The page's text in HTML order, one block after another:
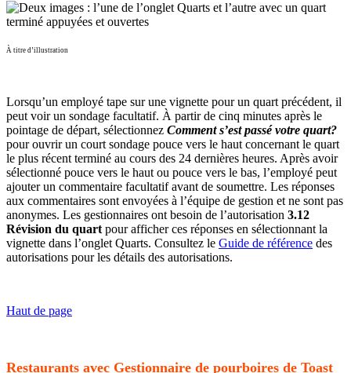
À titre d’illustration
Lorsqu’un employé tape sur une vignette pour un quart précédent, il
peut voir un sondage facultatif. À partir de cinq minutes après le
pointage de départ, sélectionnez Comment s’est passé votre quart?
pour ouvrir un court sondage pouce vers le haut concernant le quart
le plus récent terminé au cours des 24 dernières heures. Après avoir
sélectionné pouce vers le haut ou pouce vers le bas, l’employé peut
ajouter un commentaire facultatif avant de soumettre. Les réponses
aux commentaires sont envoyées à l’équipe de gestion et ne sont pas
anonymes. Les gestionnaires ont besoin de l’autorisation 3.12
Révision du quart pour afficher ces réponses en sélectionnant la
vignette dans l’onglet Quarts. Consultez le Guide de référence des
autorisations pour les détails des autorisations.
Haut de page
Restaurants avec Gestionnaire de pourboires de Toast